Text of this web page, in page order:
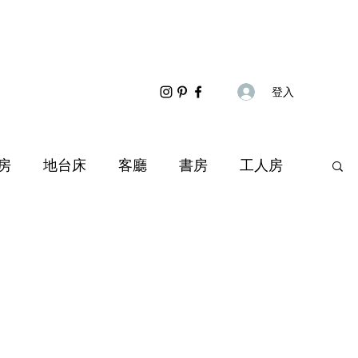
登入
地台床 客廳 書房 工人房